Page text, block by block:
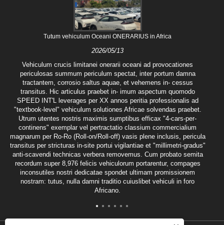
Tutum vehiculum Oceani ONERARIUS in Africa
2026/05/13
Vehiculum crucis limitanei onerarii oceani ad provocationes
periculosas summum periculum spectat, inter portum damna
tractantem, corrosio saltus aquae, et vehemens in- cessus
transitus. Hic articulus praebet in- imum aspectum quomodo
SPEED INT'L leverages per XX annos peritia professionalis ad
"textbook-level" vehiculum solutiones Africae solvendas praebet.
Utrum utentes nostris maximis sumptibus efficax "4-cars-per-
continens" exemplar vel pertractatio classium commercialium
magnarum per Ro-Ro (Roll-on/Roll-off) vasis plene inclusis, pericula
transitus per stricturas in-site portui vigilantiae et "millimetri-gradus"
anti-scavendi technicas verbera removemus. Cum probato semita
recordum super 8,976 felicis vehiculorum portarentur, compages
inconsutiles nostri dedicatae spondet ultimam promissionem
nostram: tutus, nulla damni traditio cuiuslibet vehiculi in foro
Africano.